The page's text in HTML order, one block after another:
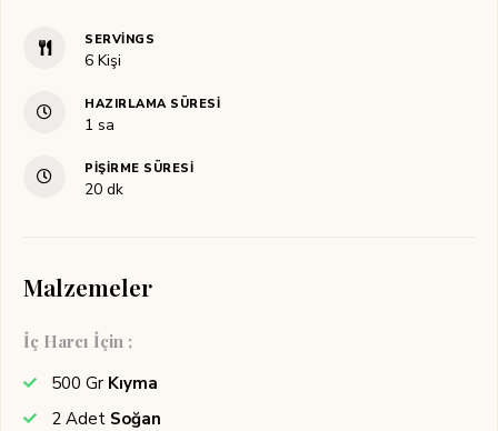
SERVINGS
6 Kişi
HAZIRLAMA SÜRESI
1 saat
sa
PIŞIRME SÜRESI
20dakika
dk
Malzemeler
İç Harcı İçin ;
500 Gr Kıyma
2 Adet Soğan